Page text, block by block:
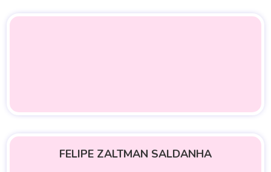
FELIPE ZALTMAN SALDANHA